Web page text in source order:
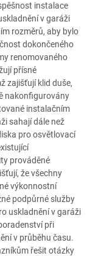
instalace
v garáži
rozměrů, aby bylo
dokončeného
renomovaného
přísné
zajišťují klid duše,
nakonfigurovány
instalačním
sahají dále než
pro osvětlovací
prováděné
že všechny
výkonnostní
podpůrné služby
uskladnění v garáži
při
v průběhu času.
řešit otázky